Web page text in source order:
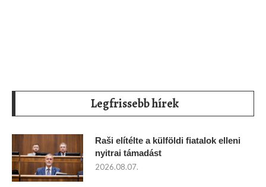
Legfrissebb hírek
Raši elítélte a külföldi fiatalok elleni
nyitrai támadást
2026.08.07.